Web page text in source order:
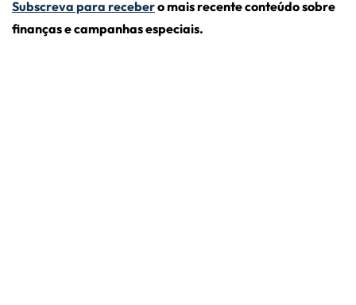
Subscreva para recebero mais recente conteúdo sobre
finanças e campanhas especiais.